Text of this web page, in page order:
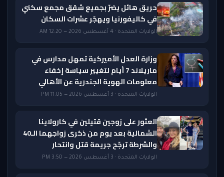
حريق هائل يضرّ بجميع شقق مجمع سكني
في كاليفورنيا ويهجّر عشرات السكان
الولايات المتحدة · 4 أغسطس 2026 — 12:20 AM
وزارة العدل الأميركية تمهل مدارس في
ماريلاند 7 أيام لتغيير سياسة إخفاء
معلومات الهوية الجندرية عن الأهالي
الولايات المتحدة · 3 أغسطس 2026 — 11:05 PM
العثور على زوجين قتيلين في كارولاينا
الشمالية بعد يوم من ذكرى زواجهما الـ40
والشرطة ترجّح جريمة قتل وانتحار
الولايات المتحدة · 3 أغسطس 2026 — 3:50 PM